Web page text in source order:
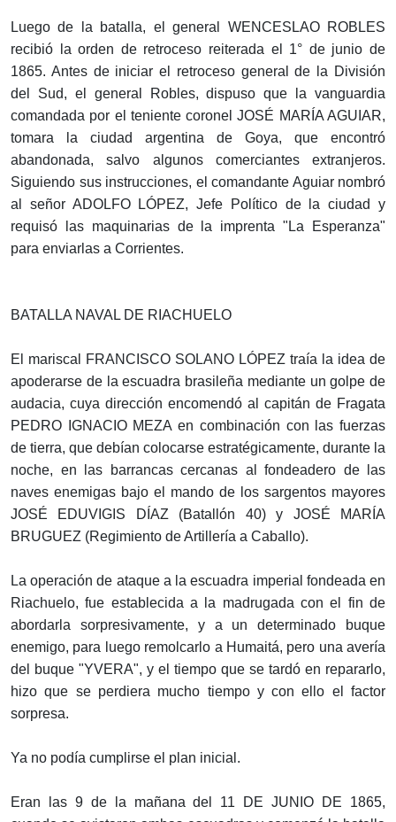
Luego de la batalla, el general WENCESLAO ROBLES
recibió la orden de retroceso reiterada el 1° de junio de
1865. Antes de iniciar el retroceso general de la División
del Sud, el general Robles, dispuso que la vanguardia
comandada por el teniente coronel JOSÉ MARÍA AGUIAR,
tomara la ciudad argentina de Goya, que encontró
abandonada, salvo algunos comerciantes extranjeros.
Siguiendo sus instrucciones, el comandante Aguiar nombró
al señor ADOLFO LÓPEZ, Jefe Político de la ciudad y
requisó las maquinarias de la imprenta "La Esperanza"
para enviarlas a Corrientes.
BATALLA NAVAL DE RIACHUELO
El mariscal FRANCISCO SOLANO LÓPEZ traía la idea de
apoderarse de la escuadra brasileña mediante un golpe de
audacia, cuya dirección encomendó al capitán de Fragata
PEDRO IGNACIO MEZA en combinación con las fuerzas
de tierra, que debían colocarse estratégicamente, durante la
noche, en las barrancas cercanas al fondeadero de las
naves enemigas bajo el mando de los sargentos mayores
JOSÉ EDUVIGIS DÍAZ (Batallón 40) y JOSÉ MARÍA
BRUGUEZ (Regimiento de Artillería a Caballo).
La operación de ataque a la escuadra imperial fondeada en
Riachuelo, fue establecida a la madrugada con el fin de
abordarla sorpresivamente, y a un determinado buque
enemigo, para luego remolcarlo a Humaitá, pero una avería
del buque "YVERA", y el tiempo que se tardó en repararlo,
hizo que se perdiera mucho tiempo y con ello el factor
sorpresa.
Ya no podía cumplirse el plan inicial.
Eran las 9 de la mañana del 11 DE JUNIO DE 1865,